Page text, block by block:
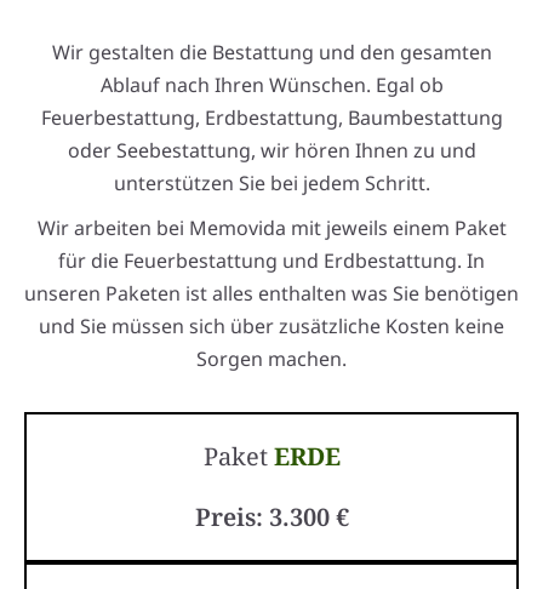
Wir gestalten die Bestattung und den gesamten
Ablauf nach Ihren Wünschen. Egal ob
Feuerbestattung, Erdbestattung, Baumbestattung
oder Seebestattung, wir hören Ihnen zu und
unterstützen Sie bei jedem Schritt.
Wir arbeiten bei Memovida mit jeweils einem Paket
für die Feuerbestattung und Erdbestattung. In
unseren Paketen ist alles enthalten was Sie benötigen
und Sie müssen sich über zusätzliche Kosten keine
Sorgen machen.
PaketERDE
Preis: 3.300 €